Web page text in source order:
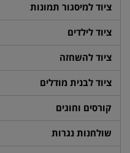
ציוד למיסגור תמונות
ציוד לילדים
ציוד להשחזה
ציוד לבנית מודלים
קורסים וחוגים
שולחנות נגרות